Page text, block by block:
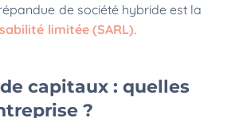
de société hybride est la
limitée (SARL).
capitaux : quelles
?